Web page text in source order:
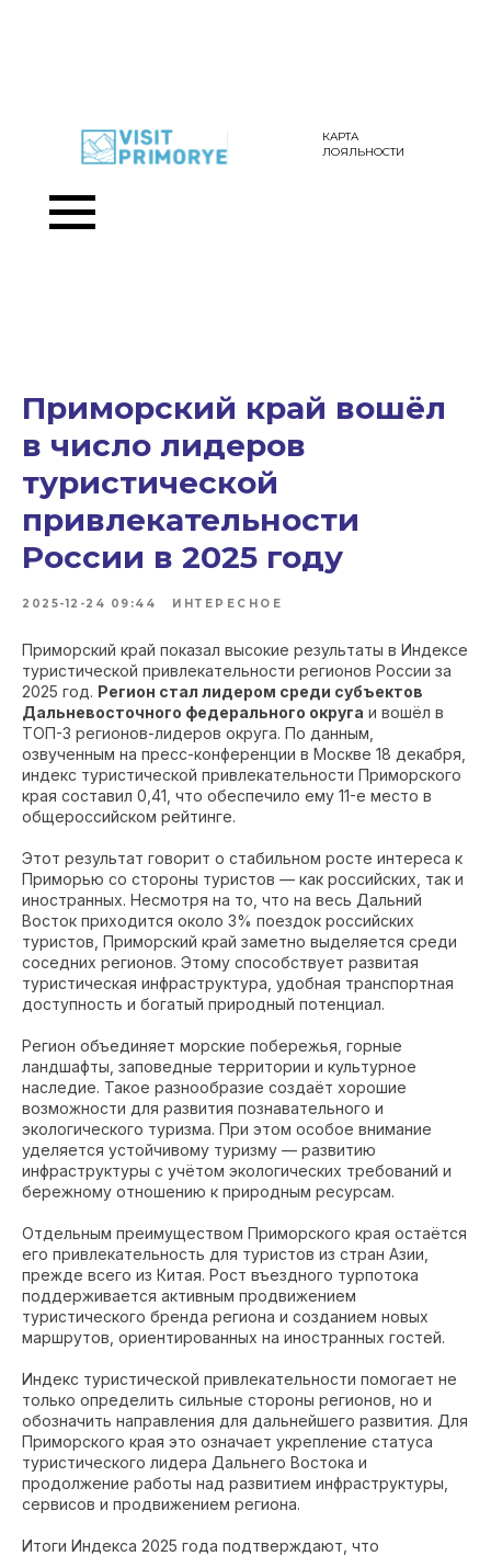
КАРТА
ЛОЯЛЬНОСТИ
Приморский край вошёл
в число лидеров
туристической
привлекательности
России в 2025 году
2025-12-24 09:44 ИНТЕРЕСНОЕ
Приморский край показал высокие результаты в Индексе
туристической привлекательности регионов России за
2025 год. Регион стал лидером среди субъектов
Дальневосточного федерального округа и вошёл в
ТОП-3 регионов-лидеров округа. По данным,
озвученным на пресс-конференции в Москве 18 декабря,
индекс туристической привлекательности Приморского
края составил 0,41, что обеспечило ему 11-е место в
общероссийском рейтинге.
Этот результат говорит о стабильном росте интереса к
Приморью со стороны туристов — как российских, так и
иностранных. Несмотря на то, что на весь Дальний
Восток приходится около 3% поездок российских
туристов, Приморский край заметно выделяется среди
соседних регионов. Этому способствует развитая
туристическая инфраструктура, удобная транспортная
доступность и богатый природный потенциал.
Регион объединяет морские побережья, горные
ландшафты, заповедные территории и культурное
наследие. Такое разнообразие создаёт хорошие
возможности для развития познавательного и
экологического туризма. При этом особое внимание
уделяется устойчивому туризму — развитию
инфраструктуры с учётом экологических требований и
бережному отношению к природным ресурсам.
Отдельным преимуществом Приморского края остаётся
его привлекательность для туристов из стран Азии,
прежде всего из Китая. Рост въездного турпотока
поддерживается активным продвижением
туристического бренда региона и созданием новых
маршрутов, ориентированных на иностранных гостей.
Индекс туристической привлекательности помогает не
только определить сильные стороны регионов, но и
обозначить направления для дальнейшего развития. Для
Приморского края это означает укрепление статуса
туристического лидера Дальнего Востока и
продолжение работы над развитием инфраструктуры,
сервисов и продвижением региона.
Итоги Индекса 2025 года подтверждают, что